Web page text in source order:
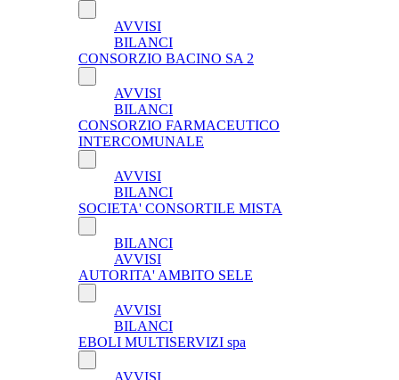
AVVISI
BILANCI
CONSORZIO BACINO SA 2
AVVISI
BILANCI
CONSORZIO FARMACEUTICO
INTERCOMUNALE
AVVISI
BILANCI
SOCIETA' CONSORTILE MISTA
BILANCI
AVVISI
AUTORITA' AMBITO SELE
AVVISI
BILANCI
EBOLI MULTISERVIZI spa
AVVISI